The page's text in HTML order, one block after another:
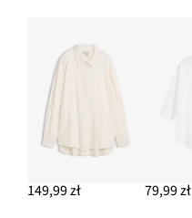
149,99 zł 79,99 zł